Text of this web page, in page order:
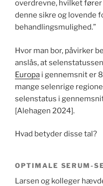
overdrevne, hvilket
denne sikre og lovende
behandlingsmulighed.”
Hvor man bor, påvirker
anslås, at
Europa i gennemsnit er
mange selenrige
selenstatus i
[Alehagen 2024].
Hvad betyder disse tal?
OPTIMALE SERUM-
Larsen og kolleger